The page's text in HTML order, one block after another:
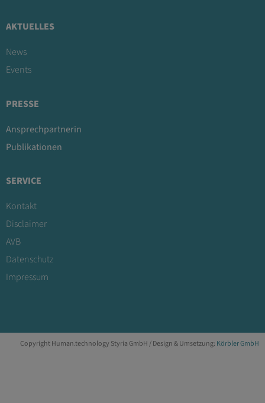
AKTUELLES
News
Events
PRESSE
Ansprechpartnerin
Publikationen
SERVICE
Kontakt
Disclaimer
AVB
Datenschutz
Impressum
Copyright Human.technology Styria GmbH / Design & Umsetzung: Körbler GmbH